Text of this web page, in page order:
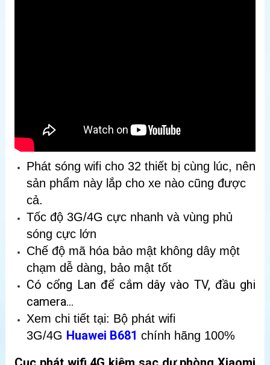
Phát sóng wifi cho 32 thiết bị cùng lúc, nên
sản phẩm này lắp cho xe nào cũng được
cả.
Tốc độ 3G/4G cực nhanh và vùng phủ
sóng cực lớn
Chế độ mã hóa bảo mật không dây một
chạm dễ dàng, bảo mật tốt
Có cổng Lan để cắm dây vào TV, đầu ghi
camera…
Xem chi tiết tại: Bộ phát wifi
3G/4G Huawei B681 chính hãng 100%